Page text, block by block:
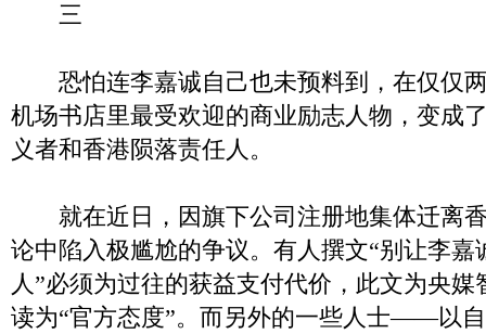
三
恐怕连李嘉诚自己也未预料到，在仅仅
机场书店里最受欢迎的商业励志人物，变成
义者和香港陨落责任人。
就在近日，因旗下公司注册地集体迁离
论中陷入极尴尬的争议。有人撰文“别让李嘉
人”必须为过往的获益支付代价，此文为央
读为“官方态度”。而另外的一些人士——以